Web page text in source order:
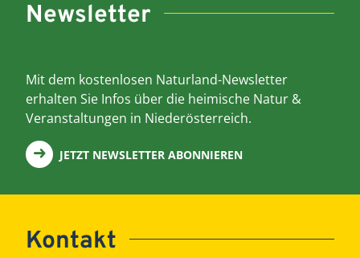
Newsletter
Mit dem kostenlosen Naturland-Newsletter
erhalten Sie Infos über die heimische Natur &
Veranstaltungen in Niederösterreich.
JETZT NEWSLETTER ABONNIEREN
Kontakt